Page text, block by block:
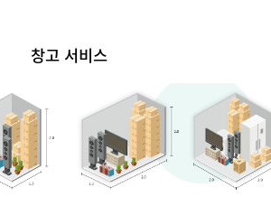
창고 서비스